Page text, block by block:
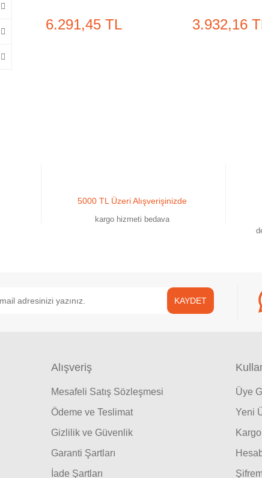
6.291,45 TL 3.932,16
5000 TL Üzeri Alışverişinizde
kargo hizmeti bedava
KAYDET
Alışveriş
Mesafeli Satış Sözleşmesi
Ödeme ve Teslimat
Gizlilik ve Güvenlik
Garanti Şartları
İade Şartları
Üye
Yeni